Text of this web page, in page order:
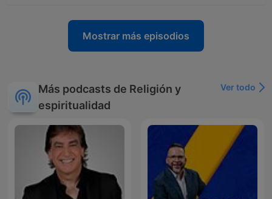
Mostrar más episodios
Más podcasts de Religión y
espiritualidad
Ver todo